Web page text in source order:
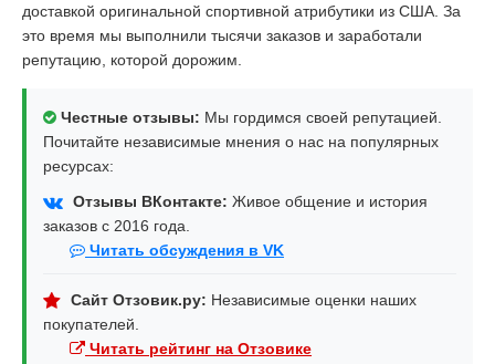
доставкой оригинальной спортивной атрибутики из США. За
это время мы выполнили тысячи заказов и заработали
репутацию, которой дорожим.
Честные отзывы: Мы гордимся своей репутацией.
Почитайте независимые мнения о нас на популярных
ресурсах:
Отзывы ВКонтакте: Живое общение и история
заказов с 2016 года.
Читать обсуждения в VK
Сайт Отзовик.ру: Независимые оценки наших
покупателей.
Читать рейтинг на Отзовике